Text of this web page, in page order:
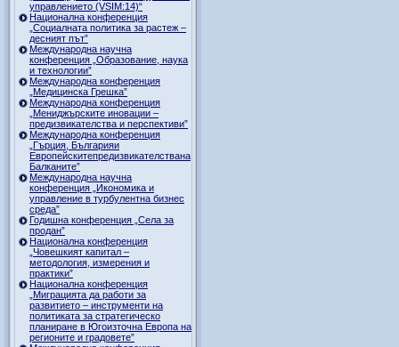
управлението (VSIM:14)“
Национална конференция
„Социалната политика за растеж –
десният път”
Международна научна
конференция „Образование, наука
и технологии”
Международна конференция
„Медицинска Грешка”
Международна конференция
„Мениджърските иновации –
предизвикателства и перспективи”
Международна конференция
„Гърция, Българияи
Европейскитепредизвикателствана
Балканите”
Международна научна
конференция „Икономика и
управление в турбулентна бизнес
среда”
Годишна конференция „Селa за
продан”
Национална конференция
„Човешкият капитал –
методология, измерения и
практики”
Национална конференция
„Миграцията да работи за
развитието – инструменти на
политиката за стратегическо
планиране в Югоизточна Европа на
регионите и градовете”